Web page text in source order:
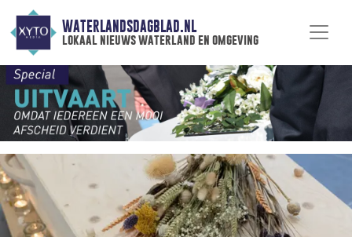
WATERLANDSDAGBLAD.NL
lokaal nieuws waterland en omgeving